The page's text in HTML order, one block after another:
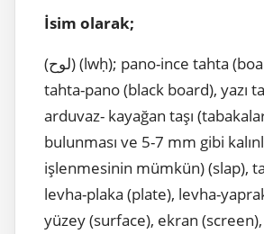
İsim olarak;
(لوح) (lwḥ); pano-ince tahta (board), kara
tahta-pano (black board), yazı
arduvaz- kayağan taşı
bulunması ve 5-7 mm gibi
işlenmesinin mümkün) (slap),
levha-plaka (plate), levha-
yüzey (surface), ekran